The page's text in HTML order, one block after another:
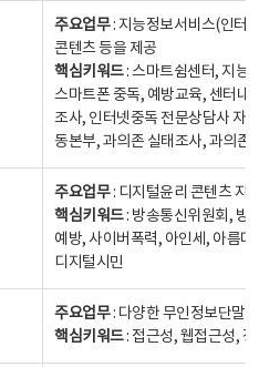
주요업무: 지능정보서비스(인터
콘텐츠 등을 제공
핵심키워드: 스마트쉼센터, 지능
스마트폰 중독, 예방교육, 센터내
조사, 인터넷중독 전문상담사 자
동본부, 과의존 실태조사, 과의존
주요업무: 디지털윤리 콘텐츠 지
핵심키워드: 방송통신위원회, 방
예방, 사이버폭력, 아인세, 아름
디지털시민
주요업무: 다양한 무인정보단말
핵심키워드: 접근성, 웹접근성,